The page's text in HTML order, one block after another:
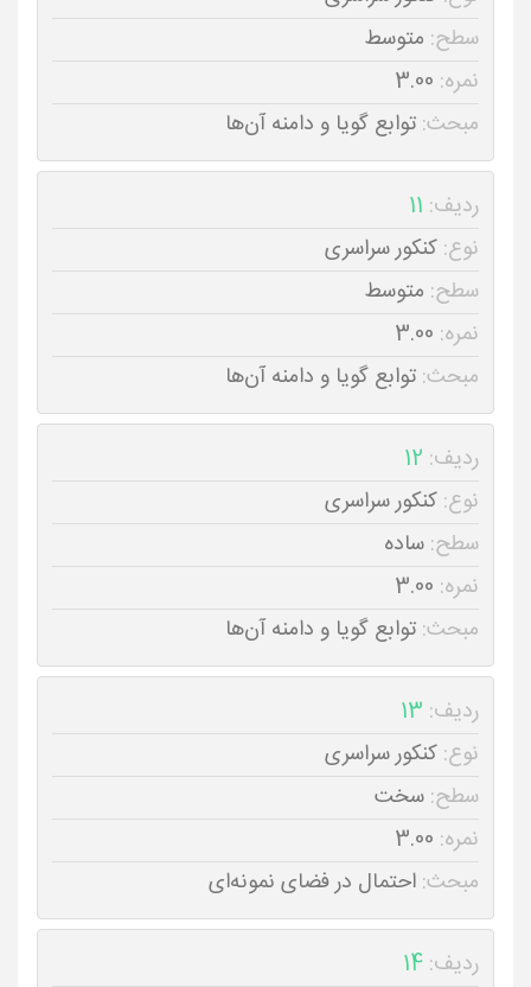
سطح: متوسط
نمره: 3.00
مبحث: توابع گویا و دامنه آن‌ها
ردیف: 11
نوع: کنکور سراسری
سطح: متوسط
نمره: 3.00
مبحث: توابع گویا و دامنه آن‌ها
ردیف: 12
نوع: کنکور سراسری
سطح: ساده
نمره: 3.00
مبحث: توابع گویا و دامنه آن‌ها
ردیف: 13
نوع: کنکور سراسری
سطح: سخت
نمره: 3.00
مبحث: احتمال در فضای نمونه‌ای
ردیف: 14